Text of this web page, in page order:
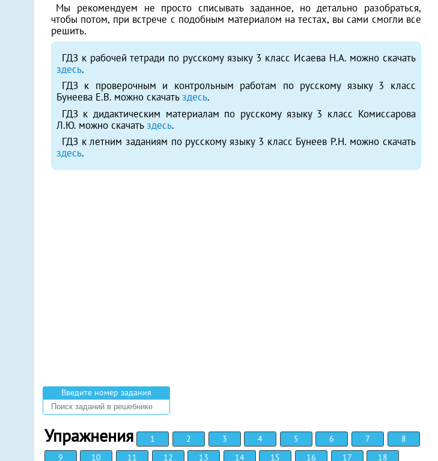
Мы рекомендуем не просто списывать заданное, но детально разобраться,
чтобы потом, при встрече с подобным материалом на тестах, вы сами смогли все
решить.
ГДЗ к рабочей тетради по русскому языку 3 класс Исаева Н.А. можно скачать
здесь.
ГДЗ к проверочным и контрольным работам по русскому языку 3 класс
Бунеева Е.В. можно скачатьздесь.
ГДЗ к дидактическим материалам по русскому языку 3 класс Комиссарова
Л.Ю. можно скачатьздесь.
ГДЗ к летним заданиям по русскому языку 3 класс Бунеев Р.Н. можно скачать
здесь.
Введите номер задания
Упражнения 1 2 3 4 5 6 7
8
9
10 11 12 13 14 15 16 17
18